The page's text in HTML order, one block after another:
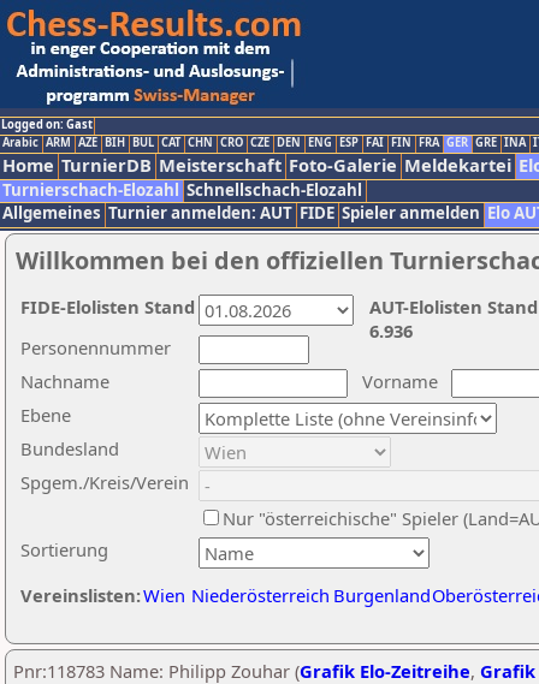
Logged on: Gast
Arabic ARM AZE BIH BUL CAT CHN CRO CZE DEN ENG ESP FAI FIN FRA GER GRE INA
Home TurnierDB Meisterschaft Foto-Galerie Meldekartei
Turnierschach-Elozahl Schnellschach-Elozahl
Allgemeines Turnier anmelden: AUT FIDE Spieler anmelden Elo
Willkommen bei den offiziellen
Nachname
Vorname
Ebene
Sortierung
Personennummer
Bundesland
Spgem./Kreis/Verein
Nur "österreichische" Spieler
Vereinslisten:Wien Niederösterreich Burgenland
AUT-Elolisten
6.936
FIDE-Elolisten Stand
Pnr:118783 Name: Philipp Zouhar (Grafik Elo-Zeitreihe, Grafik